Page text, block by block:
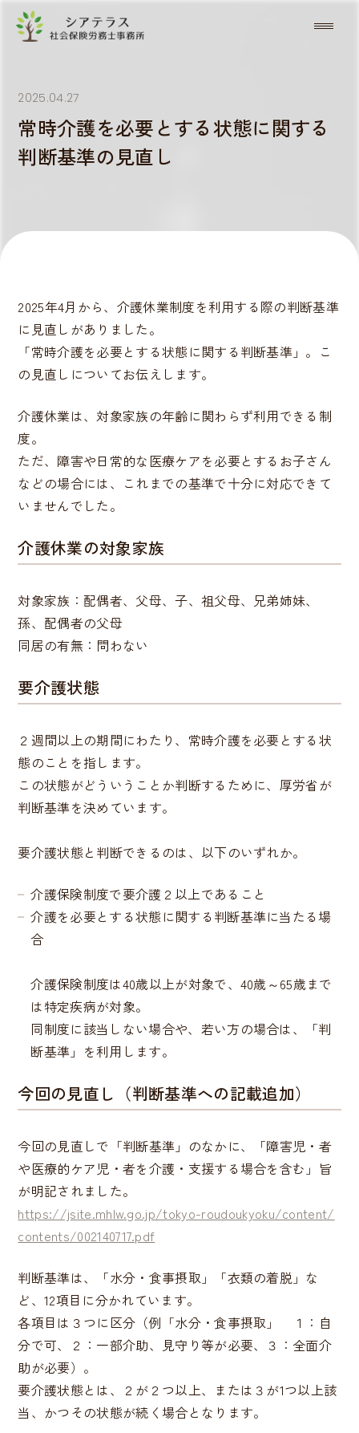
常時介護を必要とする状態に関する
判断基準の見直し
2025.04.27
2025年4月から、介護休業制度を利用する際の判断基準
に見直しがありました。
「常時介護を必要とする状態に関する判断基準」。こ
の見直しについてお伝えします。
介護休業は、対象家族の年齢に関わらず利用できる制
度。
ただ、障害や日常的な医療ケアを必要とするお子さん
などの場合には、これまでの基準で十分に対応できて
いませんでした。
介護休業の対象家族
対象家族：配偶者、父母、子、祖父母、兄弟姉妹、
孫、配偶者の父母
同居の有無：問わない
要介護状態
２週間以上の期間にわたり、常時介護を必要とする状
態のことを指します。
この状態がどういうことか判断するために、厚労省が
判断基準を決めています。
要介護状態と判断できるのは、以下のいずれか。
介護保険制度で要介護２以上であること
介護を必要とする状態に関する判断基準に当たる場
合
介護保険制度は40歳以上が対象で、40歳～65歳まで
は特定疾病が対象。
同制度に該当しない場合や、若い方の場合は、「判
断基準」を利用します。
今回の見直し（判断基準への記載追加）
今回の見直しで「判断基準」のなかに、「障害児・者
や医療的ケア児・者を介護・支援する場合を含む」旨
が明記されました。
https://jsite.mhlw.go.jp/tokyo-roudoukyoku/content/
contents/002140717.pdf
判断基準は、「水分・食事摂取」「衣類の着脱」な
ど、12項目に分かれています。
各項目は３つに区分（例「水分・食事摂取」 １：自
分で可、２：一部介助、見守り等が必要、３：全面介
助が必要）。
要介護状態とは、２が２つ以上、または３が1つ以上該
当、かつその状態が続く場合となります。